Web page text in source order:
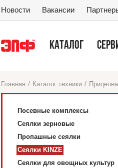
Новости Вакансии
КАТАЛОГ
Главная / Каталог техники /
Посевные комплексы
Сеялки зерновые
Пропашные сеялки
Сеялки KINZE
Сеялки для овощных культур